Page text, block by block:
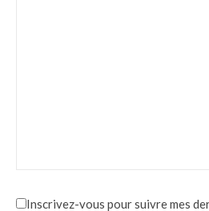
Inscrivez-vous pour suivre mes